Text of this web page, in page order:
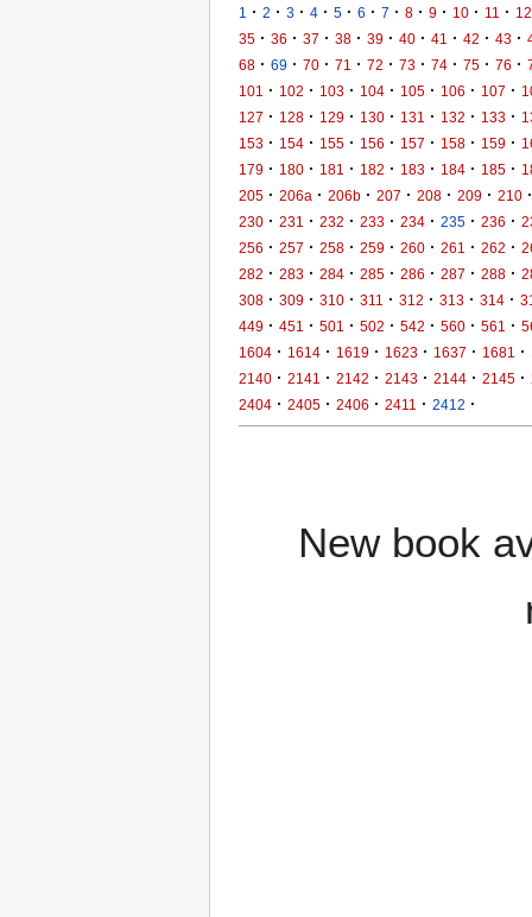
1 · 2 · 3 · 4 · 5 · 6 · 7 · 8 · 9 · 10 · 11 · 12
35 · 36 · 37 · 38 · 39 · 40 · 41 · 42 · 43 ·
68 · 69 · 70 · 71 · 72 · 73 · 74 · 75 · 76 ·
101
· 102 · 103 · 104 · 105 · 106 · 107 ·
127 · 128 · 129 · 130 · 131 · 132 · 133 ·
153 · 154 · 155 · 156 · 157 · 158 · 159 ·
179 · 180 · 181 · 182 · 183 · 184 · 185 ·
205 · 206a · 206b · 207 · 208 · 209 · 210 ·
230 · 231 · 232 · 233 · 234 · 235 · 236 ·
256 · 257 · 258 · 259 · 260 · 261 · 262 ·
282 · 283 · 284 · 285 · 286 · 287 · 288 ·
308 · 309 · 310 · 311 · 312 · 313 · 314 ·
449 · 451 · 501 · 502 · 542 · 560 · 561 ·
1604 · 1614 · 1619 · 1623 · 1637 · 1681 ·
2140 · 2141 · 2142 · 2143 · 2144 · 2145 ·
2404 · 2405 · 2406 · 2411 · 2412 ·
New book